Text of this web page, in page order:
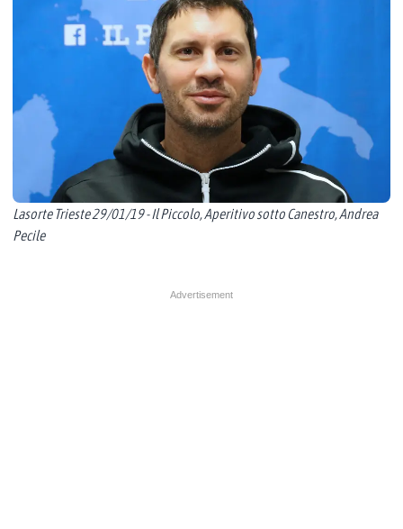
Lasorte Trieste 29/01/19 - Il Piccolo, Aperitivo sotto Canestro, Andrea
Pecile